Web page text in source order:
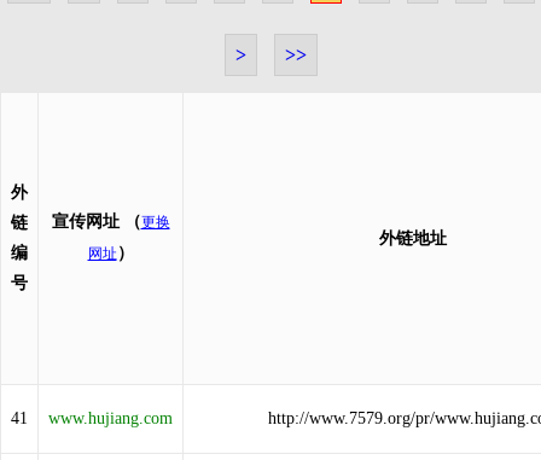
> >>
外
链
编
号
宣传网址 （更换
网址 ）
外链地址
41 www.hujiang.com http://www.7579.org/pr/